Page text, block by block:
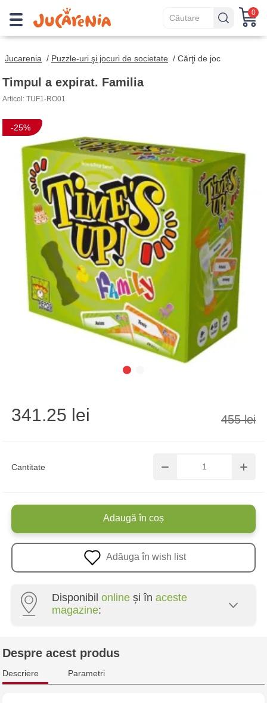
0
Jucarenia / Puzzle-uri şi jocuri de societate / Cărţi de joc
Timpul a expirat. Familia
Articol: TUF1-RO01
-25%
Cantitate
341.25 lei 455 lei
Adaugă în coș
Adăuga în wish list
Disponibil online și în aceste
magazine:
Jucărenia Rîșcani - bd. Moscova, 2
Despre acest produs
Descriere Parametri